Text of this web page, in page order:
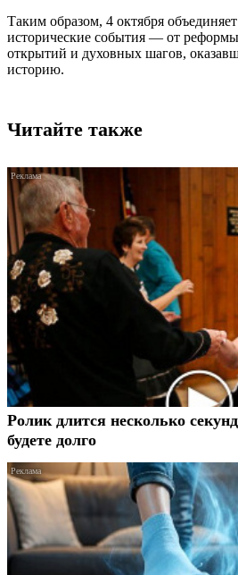
Таким образом, 4 октября
исторические события — от
открытий и духовных шагов,
историю.
Читайте также
Ролик длится несколько
будете долго